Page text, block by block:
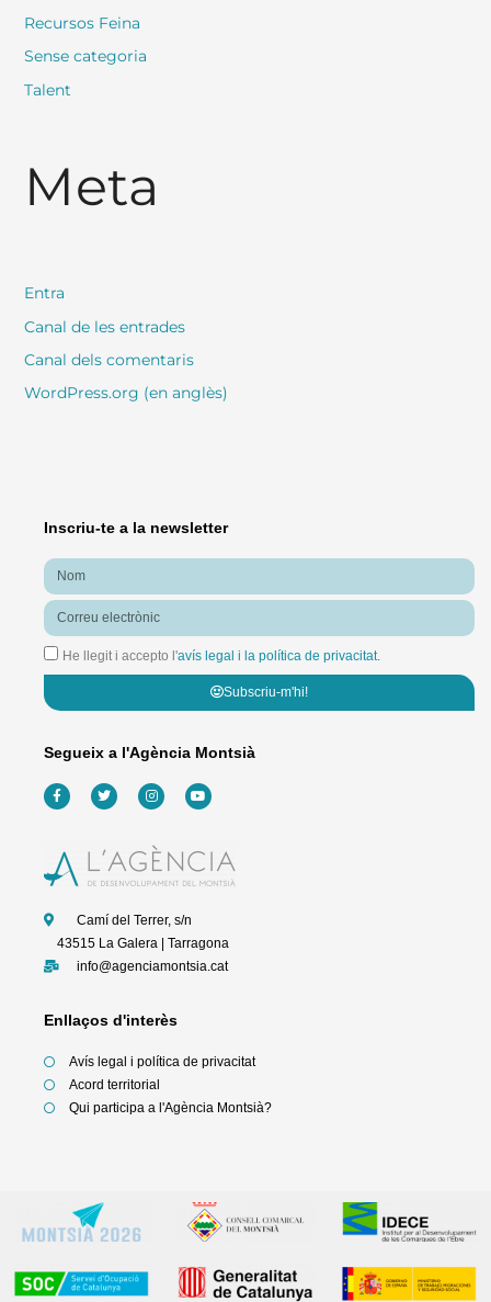
Recursos Feina
Sense categoria
Talent
Meta
Entra
Canal de les entrades
Canal dels comentaris
WordPress.org (en anglès)
Inscriu-te a la newsletter
Nom
Correu
electrònic
He llegit i accepto l'avís legal i la política de privacitat.
Subscriu-m'hi!
Segueix a l'Agència Montsià
F
a
c
o
o
k
T
w
i
e
I
n
s
g
r
a
Y
o
u
b
e
Camí del Terrer, s/n
43515 La Galera | Tarragona
info@agenciamontsia.cat
Enllaços d'interès
Avís legal i política de privacitat
Acord territorial
Qui participa a l'Agència Montsià?